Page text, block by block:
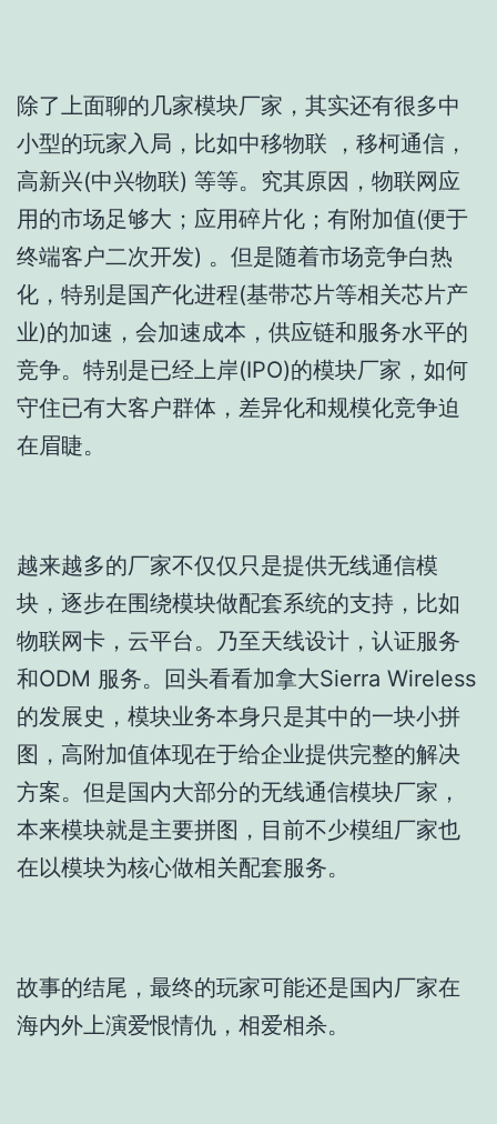
除了上面聊的几家模块厂家，其实还有很多中
小型的玩家入局，比如中移物联 ，移柯通信，
高新兴(中兴物联) 等等。究其原因，物联网应
用的市场足够大；应用碎片化；有附加值(便于
终端客户二次开发) 。但是随着市场竞争白热
化，特别是国产化进程(基带芯片等相关芯片产
业)的加速，会加速成本，供应链和服务水平的
竞争。特别是已经上岸(IPO)的模块厂家，如何
守住已有大客户群体，差异化和规模化竞争迫
在眉睫。
越来越多的厂家不仅仅只是提供无线通信模
块，逐步在围绕模块做配套系统的支持，比如
物联网卡，云平台。乃至天线设计，认证服务
和ODM 服务。回头看看加拿大Sierra Wireless
的发展史，模块业务本身只是其中的一块小拼
图，高附加值体现在于给企业提供完整的解决
方案。但是国内大部分的无线通信模块厂家，
本来模块就是主要拼图，目前不少模组厂家也
在以模块为核心做相关配套服务。
故事的结尾，最终的玩家可能还是国内厂家在
海内外上演爱恨情仇，相爱相杀。